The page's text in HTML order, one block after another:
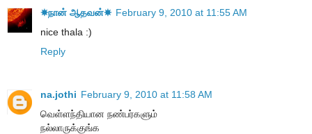
☀நான் ஆதவன்☀ February 9, 2010 at 11:55 AM
nice thala :)
Reply
na.jothi February 9, 2010 at 11:58 AM
வெள்ளந்தியான நண்பர்களும்
நல்லாருக்குங்க